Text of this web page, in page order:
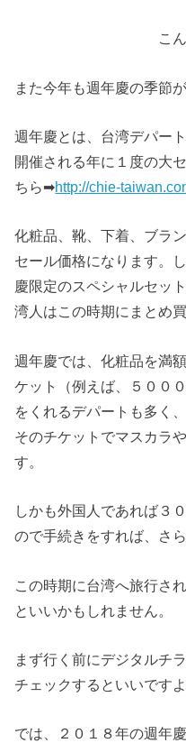
こ
また今年も週年慶の季節
週年慶とは、台湾デパー
開催される年に１度の大
ちら➡http://chie-
化粧品、靴、下着、ブラ
セール価格になります。
慶限定のスペシャルセッ
湾人はこの時期にまとめ
週年慶では、化粧品を満
ケット（例えば、５００
をくれるデパートも多く
そのチケットでマスカラ
す。
しかも外国人であれば３
ので手続きをすれば、さ
この時期に台湾へ旅行さ
といいかもしれません。
まず行く前にデジタルチ
チェックするといいです
では、２０１８年の週年